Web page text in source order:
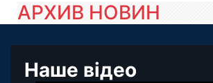
АРХИВ НОВИН
Наше відео